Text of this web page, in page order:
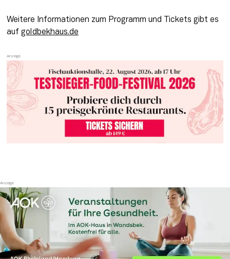
Weitere Informationen zum Programm und Tickets gibt es
auf goldbekhaus.de